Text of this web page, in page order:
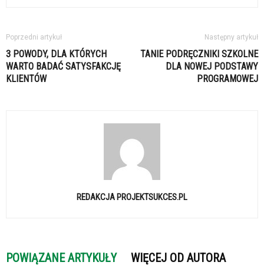
Poprzedni artykuł
3 POWODY, DLA KTÓRYCH
WARTO BADAĆ SATYSFAKCJĘ
KLIENTÓW
Następny artykuł
TANIE PODRĘCZNIKI SZKOLNE
DLA NOWEJ PODSTAWY
PROGRAMOWEJ
REDAKCJA PROJEKTSUKCES.PL
POWIĄZANE ARTYKUŁY WIĘCEJ OD AUTORA